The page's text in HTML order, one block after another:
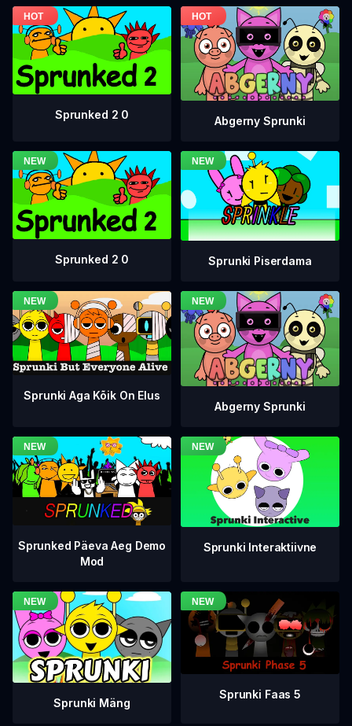
Sprunked 2 0
Abgerny Sprunki
Sprunked 2 0 Sprunki Piserdama
Sprunki Aga Kõik On Elus
Abgerny Sprunki
Sprunked Päeva Aeg Demo
Mod
Sprunki Interaktiivne
Sprunki Mäng
Sprunki Faas 5